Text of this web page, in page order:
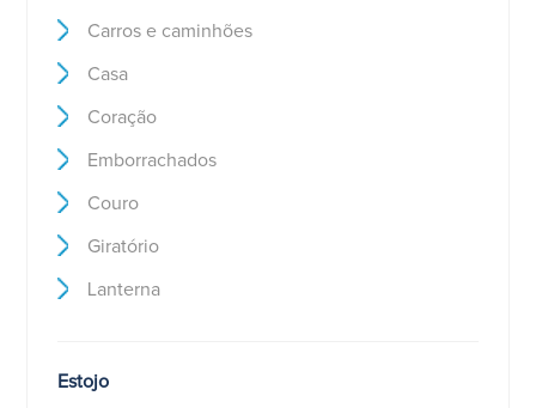
Carros e caminhões
Casa
Coração
Emborrachados
Couro
Giratório
Lanterna
Estojo